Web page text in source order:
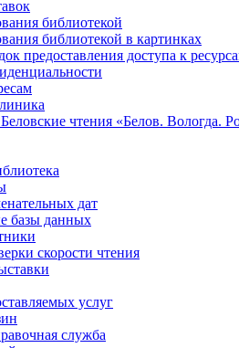
библиотекой
библиотекой в картинках
предоставления доступа к
чтения «Белов. Вологда.
дат
базы данных
скорости чтения
услуг
служба